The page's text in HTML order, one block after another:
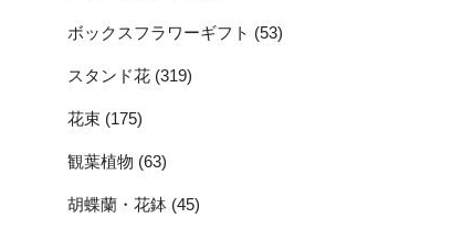
ボックスフラワーギフト (53)
スタンド花 (319)
花束 (175)
観葉植物 (63)
胡蝶蘭・花鉢 (45)